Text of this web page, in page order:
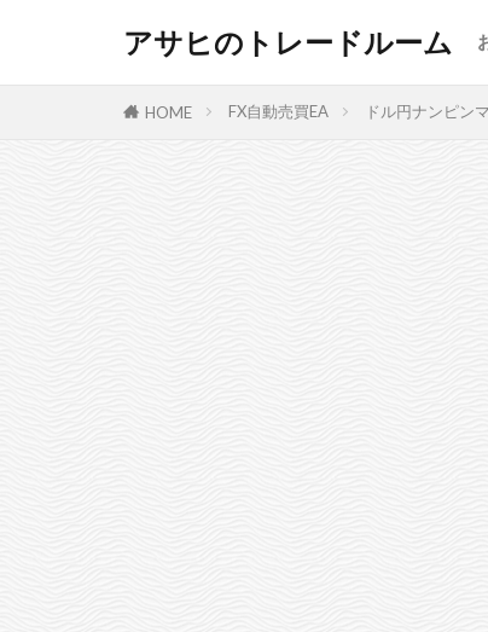
アサヒのトレードルーム
HOME FX自動売買EA ドル円ナンピン